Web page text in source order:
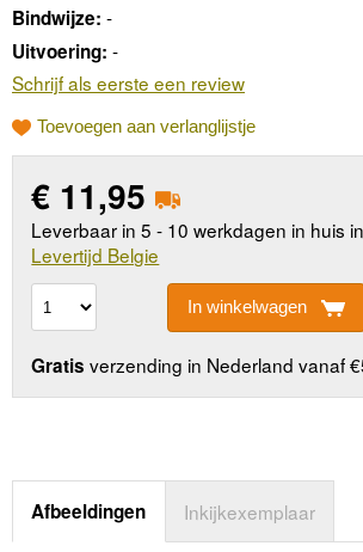
Bindwijze: -
Uitvoering: -
Schrijf als eerste een review
Toevoegen aan verlanglijstje
€ 11,95
Leverbaar in 5 - 10 werkdagen in huis
Levertijd Belgie
In winkelwagen
Gratis verzending in Nederland vanaf
Afbeeldingen Inkijkexemplaar